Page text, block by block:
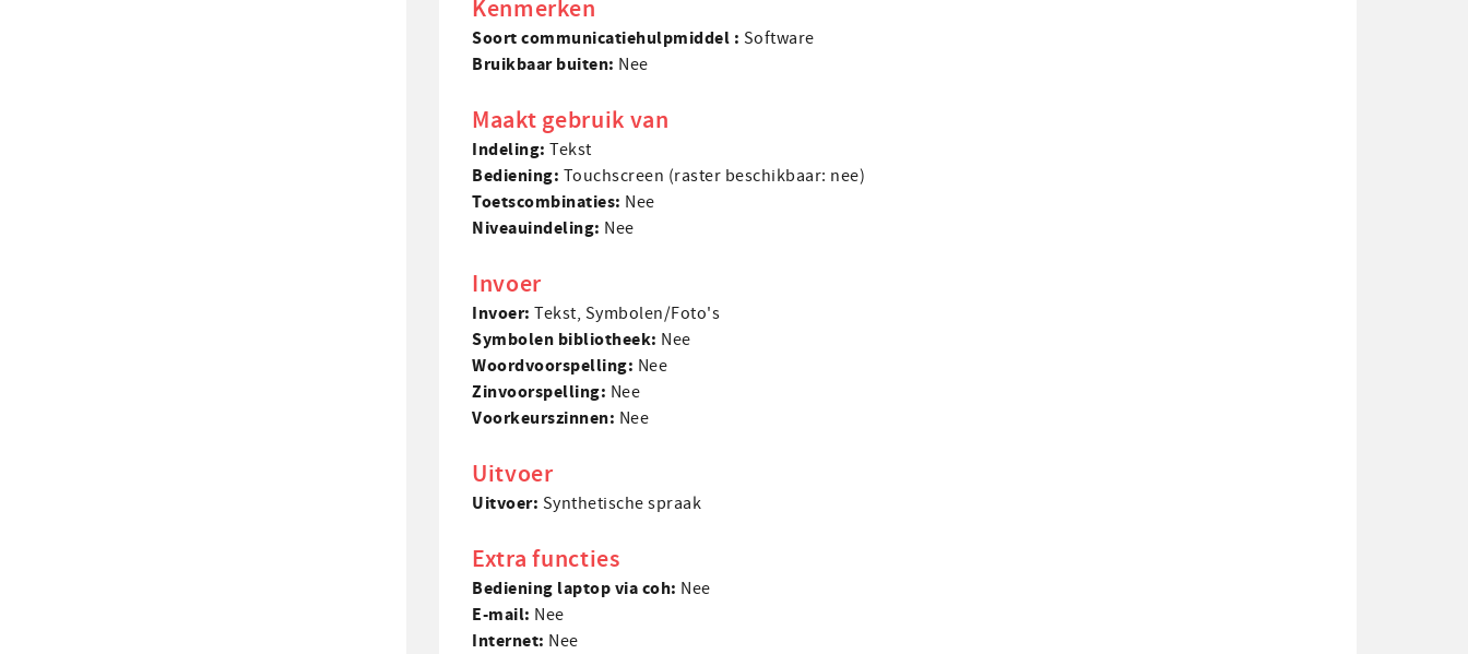
Kenmerken
Soort communicatie­hulpmiddel : Software
Bruikbaar buiten: Nee
Maakt gebruik van
Indeling: Tekst
Bediening: Touchscreen (raster beschikbaar: nee)
Toets­combinaties: Nee
Niveau­indeling: Nee
Invoer
Invoer: Tekst, Symbolen/Foto's
Symbolen bibliotheek: Nee
Woord­voorspelling: Nee
Zin­voorspelling: Nee
Voorkeurs­zinnen: Nee
Uitvoer
Uitvoer: Synthetische spraak
Extra functies
Bediening laptop via coh: Nee
E-mail: Nee
Internet: Nee